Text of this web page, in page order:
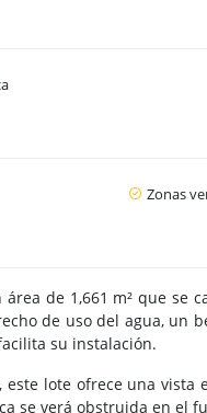
Zonas
de 1,661 m² que se
de uso del agua, un
su instalación.
lote ofrece una vista
se verá obstruida en el